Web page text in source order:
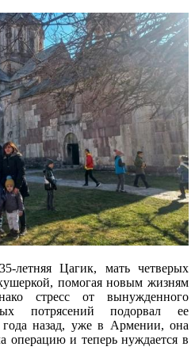
летняя Цагик, мать четверых
помогая новым жизням
стресс от вынужденного
потрясений подорвал ее
года назад, уже в Армении, она
операцию и теперь нуждается в